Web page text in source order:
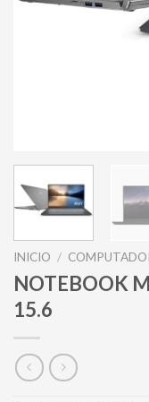
INICIO /
NOTEBOOK
15.6